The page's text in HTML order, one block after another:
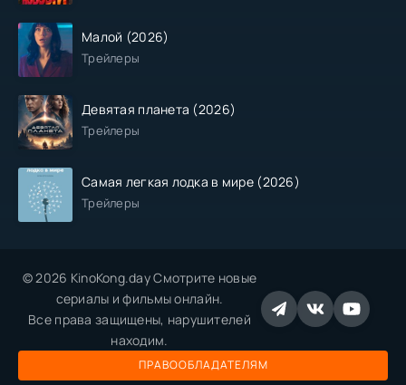
Малой (2026)
Трейлеры
Девятая планета (2026)
Трейлеры
Самая легкая лодка в мире (2026)
Трейлеры
© 2026 KinoKong.day Смотрите новые
сериалы и фильмы онлайн.
Все права защищены, нарушителей
находим.
ПРАВООБЛАДАТЕЛЯМ